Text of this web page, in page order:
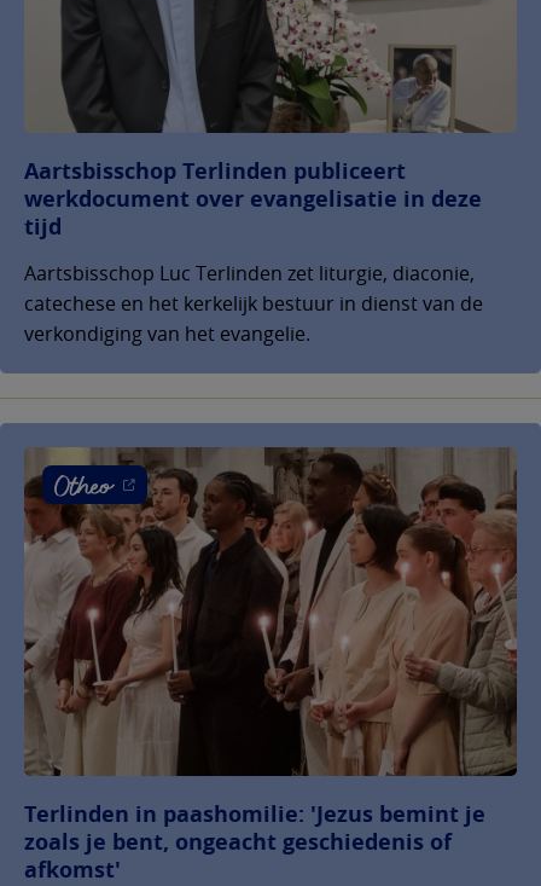
Aartsbisschop Terlinden publiceert
werkdocument over evangelisatie in deze
tijd
Aartsbisschop Luc Terlinden zet liturgie, diaconie,
catechese en het kerkelijk bestuur in dienst van de
verkondiging van het evangelie.
Terlinden in paashomilie: 'Jezus bemint je
zoals je bent, ongeacht geschiedenis of
afkomst'